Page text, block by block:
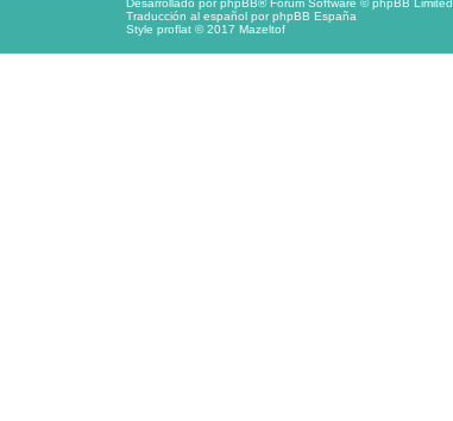
Desarrollado porphpBB® Forum Software © phpBB Limited
Traducción al español porphpBB España
Style proflat © 2017 Mazeltof